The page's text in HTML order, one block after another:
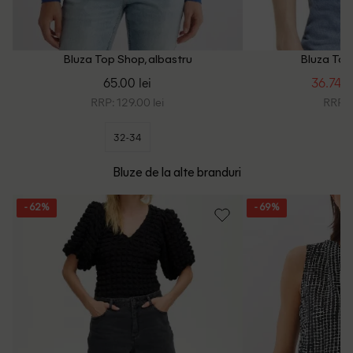
Bluza Top Shop, albastru
65.00 lei
RRP: 129.00 lei
32-34
Bluza
36.74
RRP:
Bluze de la alte branduri
- 62% - 69%